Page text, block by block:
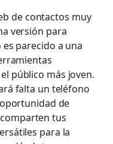
de contactos muy
versión para
parecido a una
público más joven.
falta un teléfono
de
tus
para la